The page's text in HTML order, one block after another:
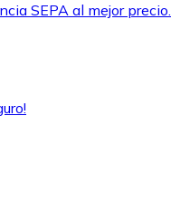
SEPA al mejor precio.